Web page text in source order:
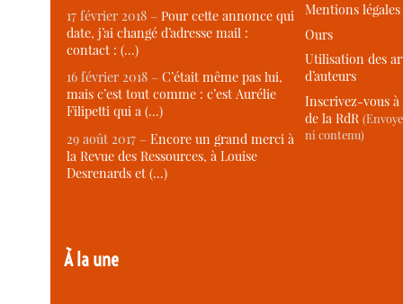
17 février 2018 –Pour cette annonce qui
date, j’ai changé d’adresse mail :
contact : (…)
16 février 2018 –C’était même pas lui,
mais c’est tout comme : c’est Aurélie
Filipetti qui a (…)
29 août 2017 –Encore un grand merci à
la Revue des Ressources, à Louise
Desrenards et (…)
À la une
Mentions légales
Ours
Utilisation des
d’auteurs
Inscrivez-vous
de la RdR
ni contenu)